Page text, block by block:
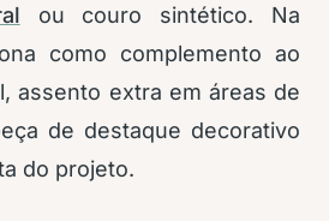
ou couro sintético. Na
como complemento ao
assento extra em áreas de
de destaque decorativo
do projeto.